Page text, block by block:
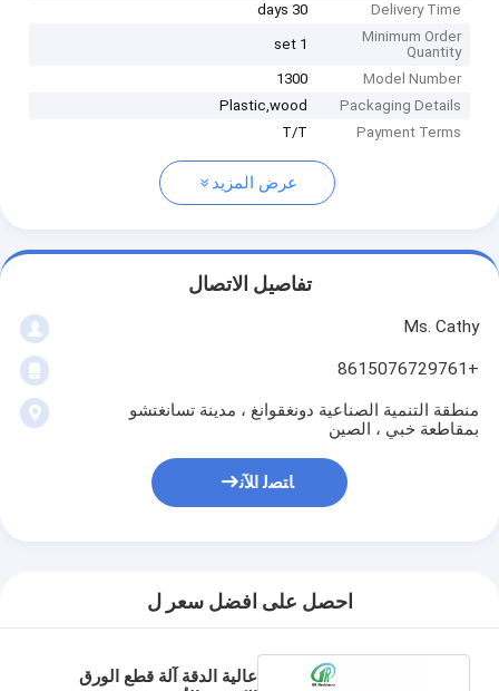
Delivery Time
30 days
Minimum Order
Quantity
1 set
Model Number
1300
Packaging Details
Plastic,wood
Payment Terms
T/T
عرض المزيد
تفاصيل الاتصال
Ms. Cathy
+8615076729761
منطقة التنمية الصناعية دونغقوانغ ، مدينة تسانغتشو
بمقاطعة خبي ، الصين
ﺎﺘﺼﻟ ﺍﻶﻧ
احصل على افضل سعر ل
عالية الدقة آلة قطع الورق